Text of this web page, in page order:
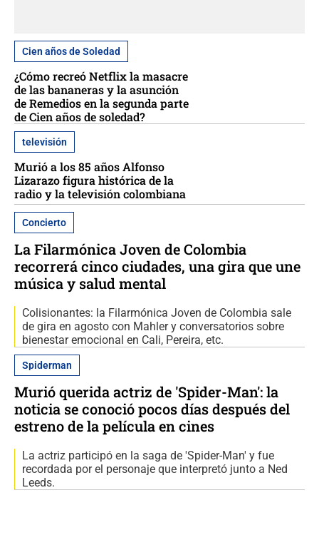
Cien años de Soledad
¿Cómo recreó Netflix la masacre
de las bananeras y la asunción
de Remedios en la segunda parte
de Cien años de soledad?
televisión
Murió a los 85 años Alfonso
Lizarazo figura histórica de la
radio y la televisión colombiana
Concierto
La Filarmónica Joven de Colombia
recorrerá cinco ciudades, una gira que une
música y salud mental
Colisionantes: la Filarmónica Joven de Colombia sale
de gira en agosto con Mahler y conversatorios sobre
bienestar emocional en Cali, Pereira, etc.
Spiderman
Murió querida actriz de 'Spider-Man': la
noticia se conoció pocos días después del
estreno de la película en cines
La actriz participó en la saga de 'Spider-Man' y fue
recordada por el personaje que interpretó junto a Ned
Leeds.